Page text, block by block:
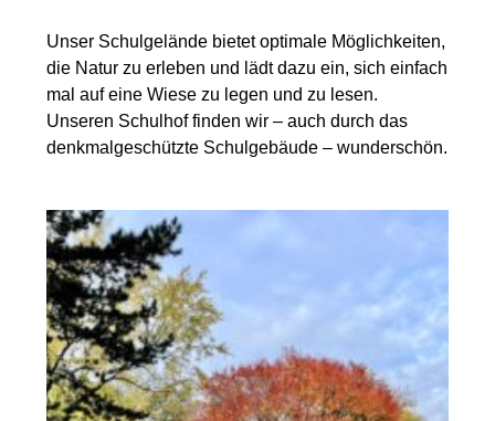
Unser Schulgelände bietet optimale Möglichkeiten,
die Natur zu erleben und lädt dazu ein, sich einfach
mal auf eine Wiese zu legen und zu lesen.
Unseren Schulhof finden wir – auch durch das
denkmalgeschützte Schulgebäude – wunderschön.